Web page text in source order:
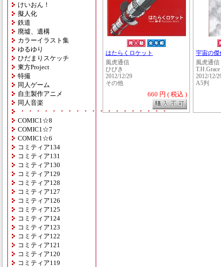
けいおん！
擬人化
鉄道
廃墟、遺構
カラーイラスト集
ゆるゆり
ひだまりスケッチ
東方Project
特撮
同人ゲーム
自主製作アニメ
同人音楽
・・・・・・・・・・・・・・・・・・・
COMIC1☆8
COMIC1☆7
COMIC1☆6
コミティア134
コミティア131
コミティア130
コミティア129
コミティア128
コミティア127
コミティア126
コミティア125
コミティア124
コミティア123
コミティア122
コミティア121
コミティア120
コミティア119
はたらくロケット
風虎通信
ひびき
2012/12/29
その他
660 円 ( 税込 )
宇宙の傑
風虎通信
T.H.Grace
2012/12/
A5判